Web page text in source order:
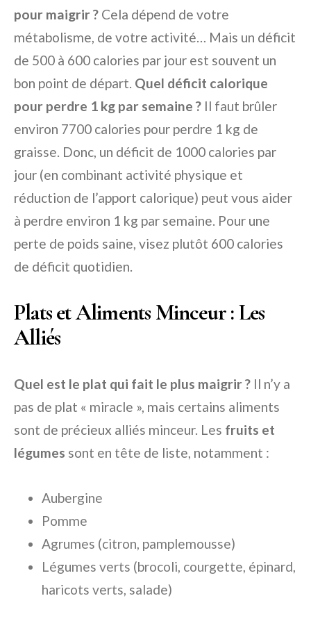
pour maigrir ? Cela dépend de votre
métabolisme, de votre activité… Mais un déficit
de 500 à 600 calories par jour est souvent un
bon point de départ. Quel déficit calorique
pour perdre 1 kg par semaine ? Il faut brûler
environ 7700 calories pour perdre 1 kg de
graisse. Donc, un déficit de 1000 calories par
jour (en combinant activité physique et
réduction de l’apport calorique) peut vous aider
à perdre environ 1 kg par semaine. Pour une
perte de poids saine, visez plutôt 600 calories
de déficit quotidien.
Plats et Aliments Minceur : Les
Alliés
Quel est le plat qui fait le plus maigrir ? Il n’y a
pas de plat « miracle », mais certains aliments
sont de précieux alliés minceur. Les fruits et
légumes sont en tête de liste, notamment :
Aubergine
Pomme
Agrumes (citron, pamplemousse)
Légumes verts (brocoli, courgette, épinard,
haricots verts, salade)